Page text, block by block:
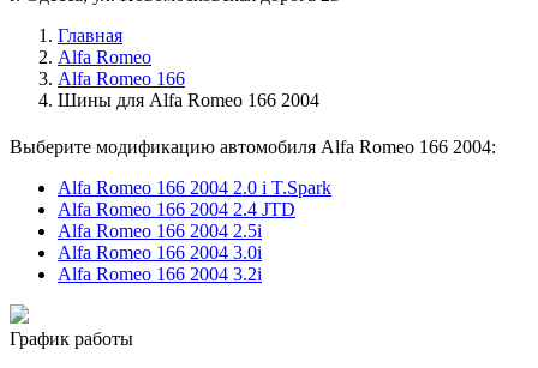
Главная
Alfa Romeo
Alfa Romeo 166
Шины для Alfa Romeo 166 2004
Выберите модификацию автомобиля Alfa Romeo 166 2004:
Alfa Romeo 166 2004 2.0 i T.Spark
Alfa Romeo 166 2004 2.4 JTD
Alfa Romeo 166 2004 2.5i
Alfa Romeo 166 2004 3.0i
Alfa Romeo 166 2004 3.2i
График работы